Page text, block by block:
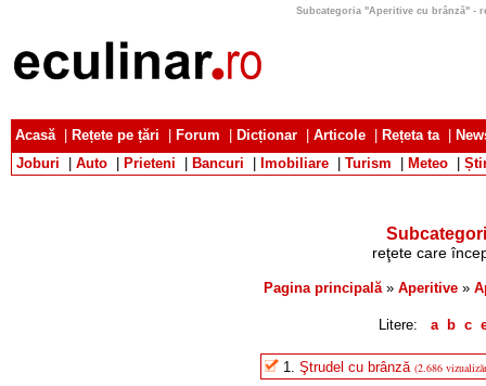
Subcategoria "Aperitive cu brânză" -
Acasă| Rețete pe țări Forum Dicționar Articole Rețeta ta|
Joburi
Auto Prieteni Bancuri Imobiliare Turism Meteo
reţete care
Pagina principală» Aperitive »
Litere: a b c
1. Ştrudel cu brânză (2.686